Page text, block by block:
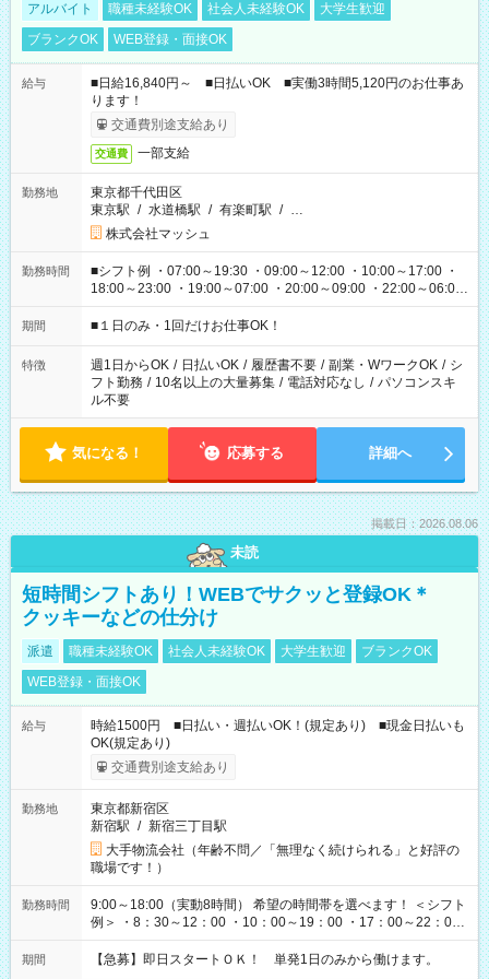
アルバイト 職種未経験OK 社会人未経験OK
大学生歓迎
ブランクOK
WEB登録・面接OK
給与
■日給16,840円～ ■日払いOK ■実働3時間5,120円のお仕事あ
ります！
交通費別途支給あり
交通費 一部支給
勤務地
東京都千代田区
東京駅 / 水道橋駅 / 有楽町駅 / …
株式会社マッシュ
勤務時間
■シフト例 ・07:00～19:30 ・09:00～12:00 ・10:00～17:00 ・
18:00～23:00 ・19:00～07:00 ・20:00～09:00 ・22:00～06:00
etc ★最短で3時間で5,120円のお仕事から 15時間で2万円近く稼
げるお仕事も！ ご希望のお時間に合わせてご紹介！ ※シフトは
ください！
期間 ■１日のみ・1回だけお仕事OK！
特徴 週1日からOK / 日払いOK / 履歴書不要 / 副業・WワークOK / シ
フト勤務 / 10名以上の大量募集 / 電話対応なし / パソコンスキ
ル不要
気になる！ 応募する 詳細へ
掲載日：2026.08.06
未読
短時間シフトあり！WEBでサクッと登録OK＊
クッキーなどの仕分け
派遣 職種未経験OK 社会人未経験OK 大学生歓迎
ブランクOK
WEB登録・面接OK
給与
時給1500円 ■日払い・週払いOK！(規定あり) ■現金日払いも
OK(規定あり)
交通費別途支給あり
勤務地
東京都新宿区
新宿駅 / 新宿三丁目駅
大手物流会社（年齢不問／「無理なく続けられる」と好評の
職場です！）
勤務時間
9:00～18:00（実動8時間） 希望の時間帯を選べます！ ＜シフト
例＞ ・8：30～12：00 ・10：00～19：00 ・17：00～22：00
・13：00～22：00 ・22：00～翌6：00 など
期間 【急募】即日スタートＯＫ！ 単発1日のみから働けます。